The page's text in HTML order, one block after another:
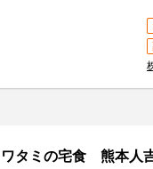
ワタミの宅食 熊本人